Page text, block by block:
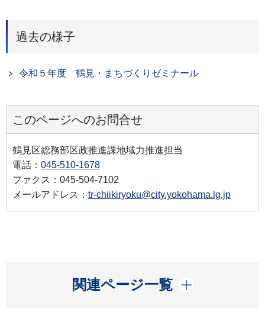
過去の様子
令和５年度 鶴見・まちづくりゼミナール
このページへのお問合せ
鶴見区総務部区政推進課地域力推進担当
電話： 045-510-1678
ファクス：045-504-7102
メールアドレス： tr-chiikiryoku@city.yokohama.lg.jp
関連ページ一覧
開く